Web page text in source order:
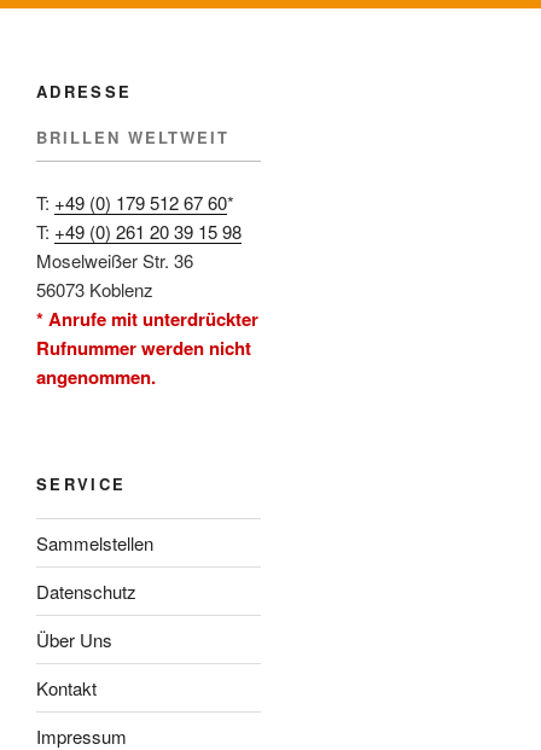
ADRESSE
BRILLEN WELTWEIT
T: +49 (0) 179 512 67 60*
T: +49 (0) 261 20 39 15 98
Moselweißer Str. 36
56073 Koblenz
* Anrufe mit unterdrückter
Rufnummer werden nicht
angenommen.
SERVICE
Sammelstellen
Datenschutz
Über Uns
Kontakt
Impressum